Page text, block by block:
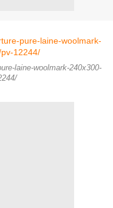
laine-woolmark-240x300-